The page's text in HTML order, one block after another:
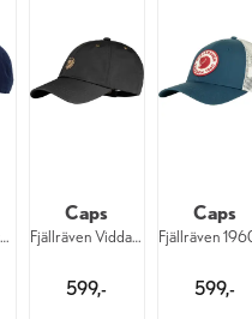
DNT Caps Navy DNT
Caps
Fjällräven Vidda Cap 030
599,-
Caps
599,-